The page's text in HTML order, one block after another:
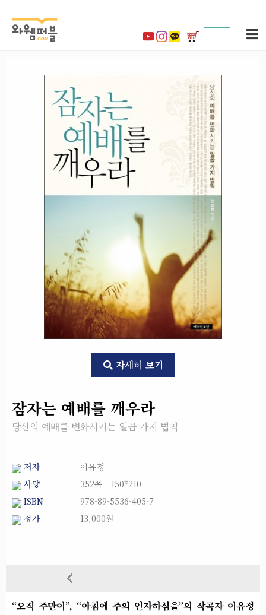
자세히 보기
잠자는 예배를 깨우라
당신의 예배를 변화시키는 일곱 가지 법칙
저자
이유정
사양
352쪽│150*210
ISBN
978-89-5536-405-7
정가
13,000원
“오직 주만이”, “아침에 주의 인자하심을”의 작곡자 이유정